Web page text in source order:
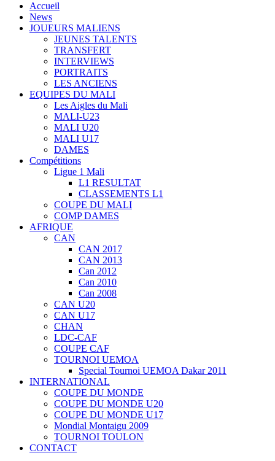
Accueil
News
JOUEURS MALIENS
JEUNES TALENTS
TRANSFERT
INTERVIEWS
PORTRAITS
LES ANCIENS
EQUIPES DU MALI
Les Aigles du Mali
MALI-U23
MALI U20
MALI U17
DAMES
Compétitions
Ligue 1 Mali
L1 RESULTAT
CLASSEMENTS L1
COUPE DU MALI
COMP DAMES
AFRIQUE
CAN
CAN 2017
CAN 2013
Can 2012
Can 2010
Can 2008
CAN U20
CAN U17
CHAN
LDC-CAF
COUPE CAF
TOURNOI UEMOA
Special Tournoi UEMOA Dakar 2011
INTERNATIONAL
COUPE DU MONDE
COUPE DU MONDE U20
COUPE DU MONDE U17
Mondial Montaigu 2009
TOURNOI TOULON
CONTACT